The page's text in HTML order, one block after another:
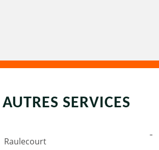
AUTRES SERVICES
Raulecourt